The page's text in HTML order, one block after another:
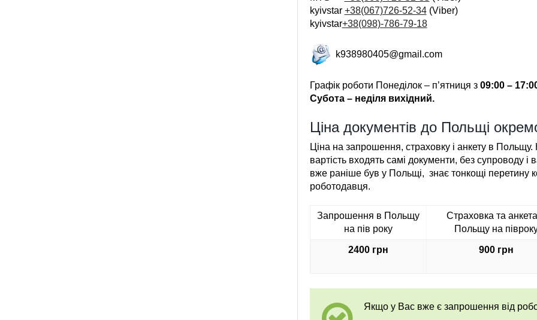
kyivstar +38(067)726-52-34(Viber)
kyivstar+38(098)-786-79-18
k938980405@gmail.com
Графік роботи Понеділок – п’ятниця з 09:00 –
Субота – неділя вихідний.
Ціна документів до Польщі
Ціна на запрошення, страховку і анкету в
вартість входять самі документи, без супроводу і
вже раніше був у Польщі, знає тонкощі перетину
роботодавця.
Запрошення в Польщу
на пів року
Страховка та
Польщу на
2400 грн 900 грн
Якщо у Вас вже є запрошення від